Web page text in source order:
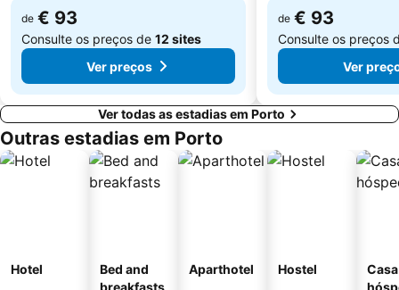
de € 93
Consulte os preços de 12 sites
Ver preços
de € 93
Consulte os preços
Ver
Ver todas as estadias em Porto
Outras estadias em Porto
Hotel
Bed and
breakfasts
Aparthotel Hostel